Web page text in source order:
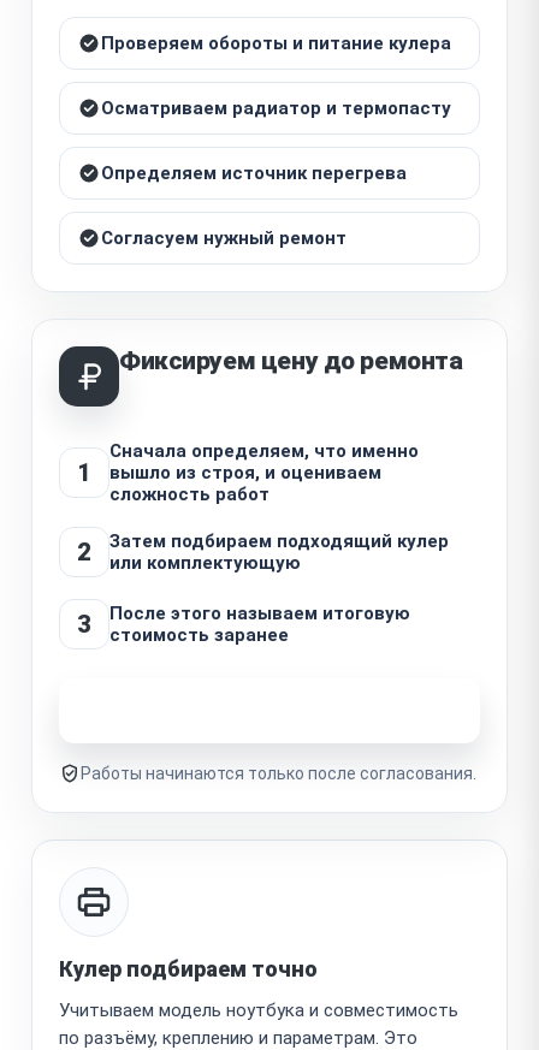
Проверяем обороты и питание кулера
Осматриваем радиатор и термопасту
Определяем источник перегрева
Согласуем нужный ремонт
Фиксируем цену до ремонта
1
Сначала определяем, что именно
вышло из строя, и оцениваем
сложность работ
2
Затем подбираем подходящий кулер
или комплектующую
3
После этого называем итоговую
стоимость заранее
Работы начинаются только после согласования.
Кулер подбираем точно
Учитываем модель ноутбука и совместимость
по разъёму, креплению и параметрам. Это